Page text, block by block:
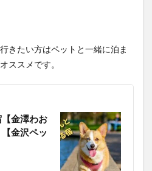
きたい方はペットと一緒に泊ま
ススメです。
金澤わお
金沢ペッ